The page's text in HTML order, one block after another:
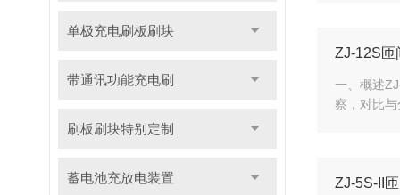
单极充电刷板刷块
带通讯功能充电刷
刷板刷块特别定制
蓄电池充放电装置
ZJ-12S匝
一、概述
察，对比
ZJ-5S-II